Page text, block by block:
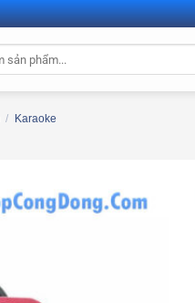
/ Karaoke